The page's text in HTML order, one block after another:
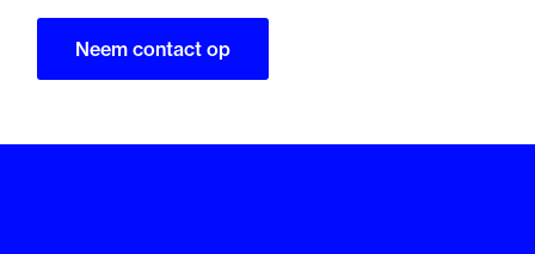
Neem contact op